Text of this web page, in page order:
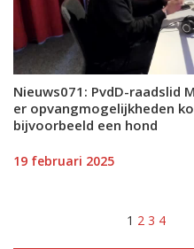
Nieuws071: PvdD-raadslid
er opvangmogelijkheden
bijvoorbeeld een hond
19 februari 2025
1 2 3 4